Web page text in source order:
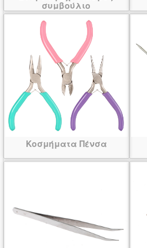
συμβούλιο
Κοσμήματα Πένσα